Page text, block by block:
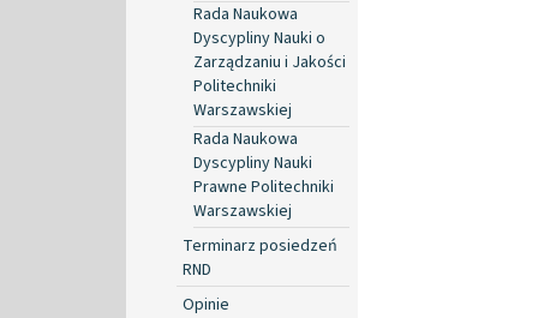
Rada Naukowa
Dyscypliny Nauki o
Zarządzaniu i Jakości
Politechniki
Warszawskiej
Rada Naukowa
Dyscypliny Nauki
Prawne Politechniki
Warszawskiej
Terminarz posiedzeń
RND
Opinie